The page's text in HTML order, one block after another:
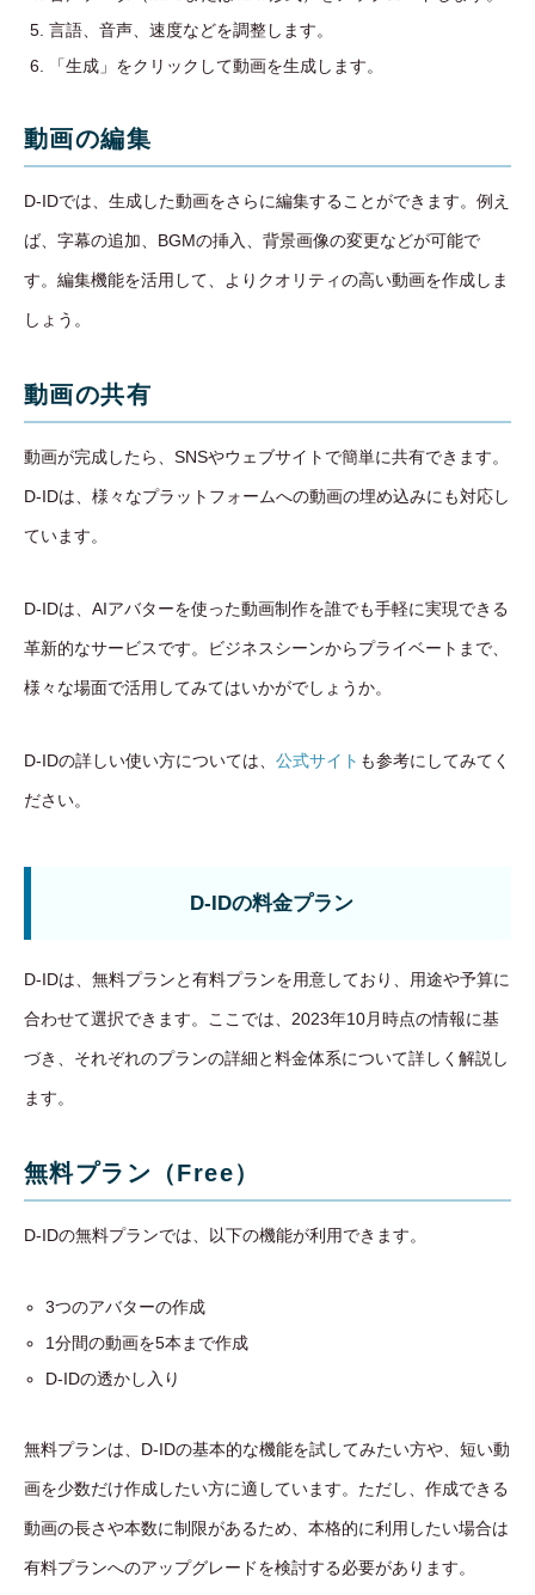
言語、音声、速度などを調整します。
「生成」をクリックして動画を生成します。
動画の編集
D-IDでは、生成した動画をさらに編集することができます。例え
ば、字幕の追加、BGMの挿入、背景画像の変更などが可能で
す。編集機能を活用して、よりクオリティの高い動画を作成しま
しょう。
動画の共有
動画が完成したら、SNSやウェブサイトで簡単に共有できます。
D-IDは、様々なプラットフォームへの動画の埋め込みにも対応し
ています。
D-IDは、AIアバターを使った動画制作を誰でも手軽に実現できる
革新的なサービスです。ビジネスシーンからプライベートまで、
様々な場面で活用してみてはいかがでしょうか。
D-IDの詳しい使い方については、 公式サイト も参考にしてみてく
ださい。
D-IDの料金プラン
D-IDは、無料プランと有料プランを用意しており、用途や予算に
合わせて選択できます。ここでは、2023年10月時点の情報に基
づき、それぞれのプランの詳細と料金体系について詳しく解説し
ます。
無料プラン（Free）
D-IDの無料プランでは、以下の機能が利用できます。
3つのアバターの作成
1分間の動画を5本まで作成
D-IDの透かし入り
無料プランは、D-IDの基本的な機能を試してみたい方や、短い動
画を少数だけ作成したい方に適しています。ただし、作成できる
動画の長さや本数に制限があるため、本格的に利用したい場合は
有料プランへのアップグレードを検討する必要があります。